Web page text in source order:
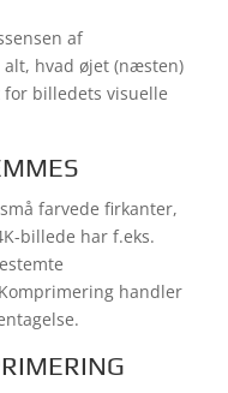
af
hvad øjet (næsten)
for billedets visuelle
farvede firkanter,
billede har f.eks.
handler